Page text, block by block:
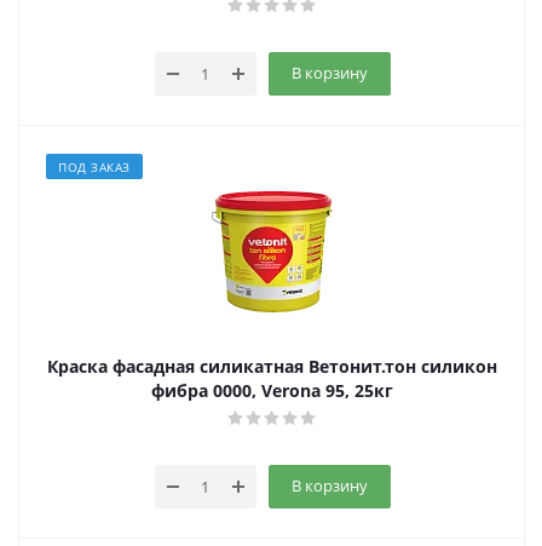
В корзину
ПОД ЗАКАЗ
Краска фасадная силикатная Ветонит.тон силикон
фибра 0000, Verona 95, 25кг
В корзину